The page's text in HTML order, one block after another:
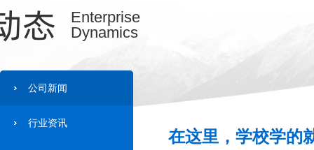
态
Enterprise
Dynamics
公司新闻
行业资讯
在这里，学校学的